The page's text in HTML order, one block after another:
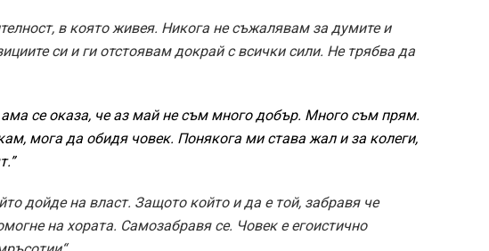
в която живея. Никога не съжалявам за думите и
си и ги отстоявам докрай с всички сили. Не трябва да
ама се оказа, че аз май не съм много добър. Много съм прям.
мога да обидя човек. Понякога ми става жал и за колеги,
”
дойде на власт. Защото който и да е той, забравя че
на хората. Самозабравя се. Човек е егоистично